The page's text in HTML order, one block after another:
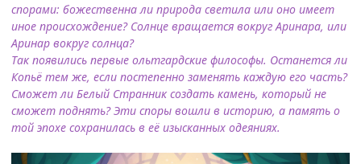
спорами: божественна ли природа светила или оно имеет
иное происхождение? Солнце вращается вокруг Аринара, или
Аринар вокруг солнца?
Так появились первые ольтгардские философы. Останется ли
Копьё тем же, если постепенно заменять каждую его часть?
Сможет ли Белый Странник создать камень, который не
сможет поднять? Эти споры вошли в историю, а память о
той эпохе сохранилась в её изысканных одеяниях.